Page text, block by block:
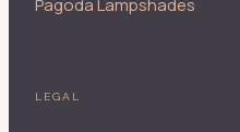
Pagoda Lampshades
LEGAL